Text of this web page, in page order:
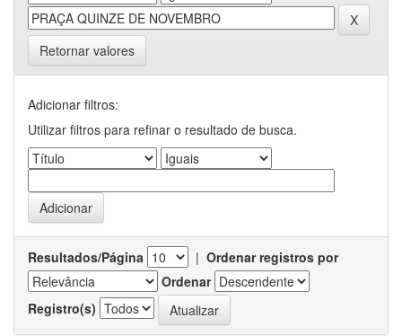
Retornar valores
Adicionar filtros:
Utilizar filtros para refinar o resultado de busca.
Resultados/Página | Ordenar registros por
Ordenar
Registro(s)